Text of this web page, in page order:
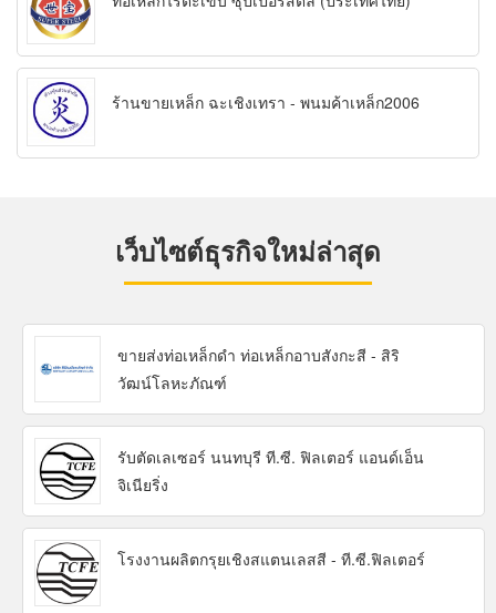
ร้านขายเหล็ก ฉะเชิงเทรา - พนมค้าเหล็ก2006
เว็บไซต์ธุรกิจใหม่ล่าสุด
ขายส่งท่อเหล็กดำ ท่อเหล็กอาบสังกะสี - สิริ
วัฒน์โลหะภัณฑ์
รับตัดเลเซอร์ นนทบุรี ที.ซี. ฟิลเตอร์ แอนด์เอ็น
จิเนียริ่ง
โรงงานผลิตกรุยเชิงสแตนเลสสี - ที.ซี.ฟิลเตอร์